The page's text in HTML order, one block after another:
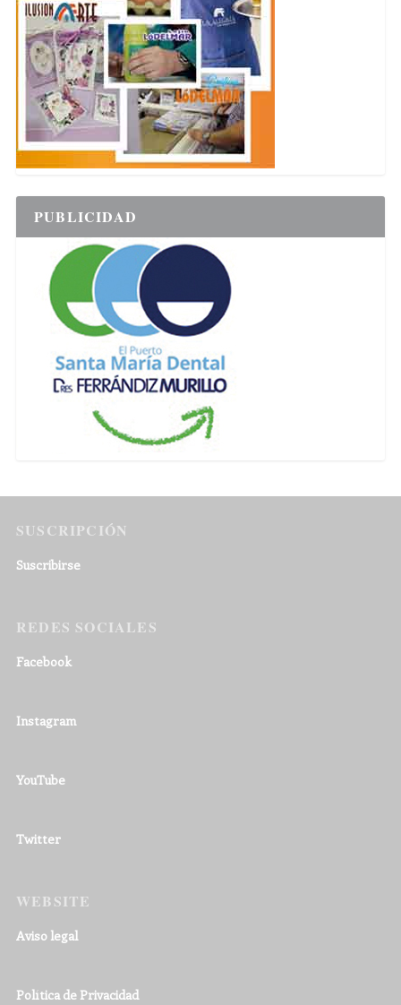
PUBLICIDAD
SUSCRIPCIÓN
Suscribirse
REDES SOCIALES
Facebook
Instagram
YouTube
Twitter
WEBSITE
Aviso legal
Política de Privacidad